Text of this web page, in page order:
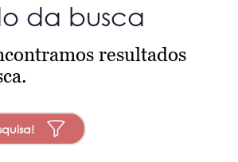
da busca
resultados